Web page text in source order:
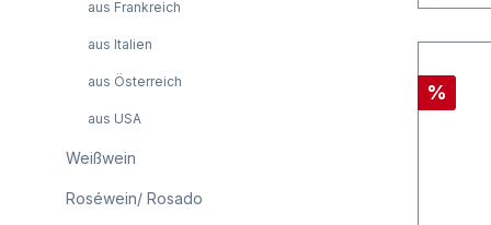
aus Frankreich
aus Italien
aus Österreich
aus USA
Weißwein
Roséwein/ Rosado
de la
zwar
Rabatt
%